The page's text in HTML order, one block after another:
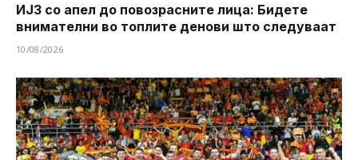
ИЈЗ со апел до повозрасните лица: Бидете
внимателни во топлите денови што следуваат
10/08/2026